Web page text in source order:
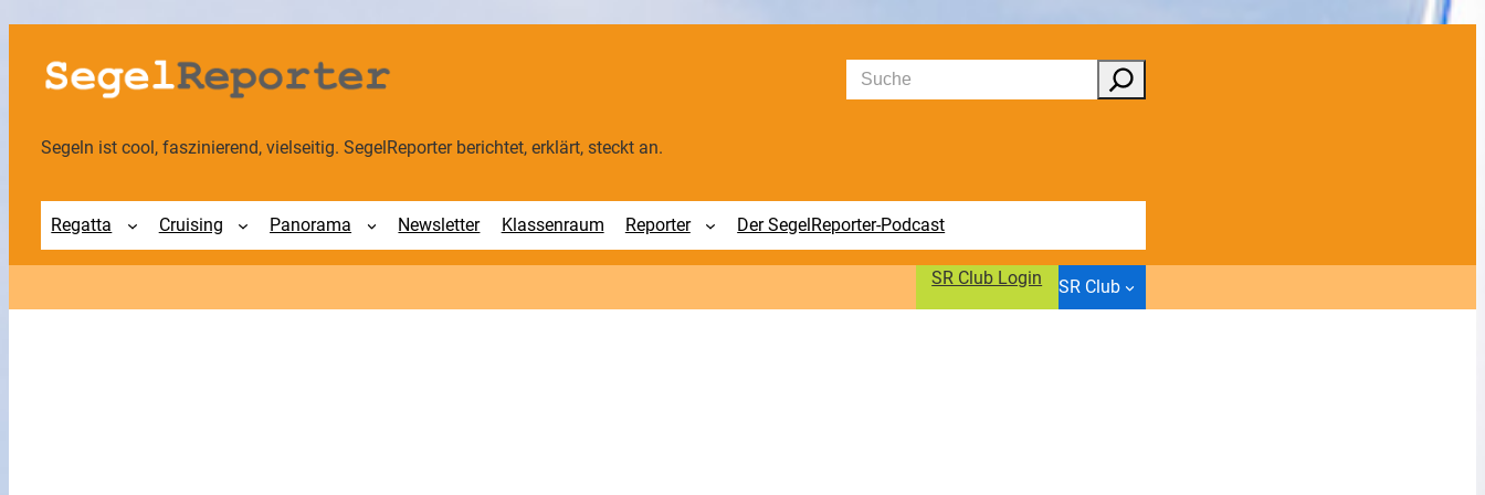
Zum
Inhalt
springen
Suchen
Segeln ist cool, faszinierend, vielseitig. SegelReporter berichtet, erklärt, steckt an.
Regatta Cruising Panorama Newsletter Klassenraum Reporter Der SegelReporter-Podcast
SR Club Login SR Club